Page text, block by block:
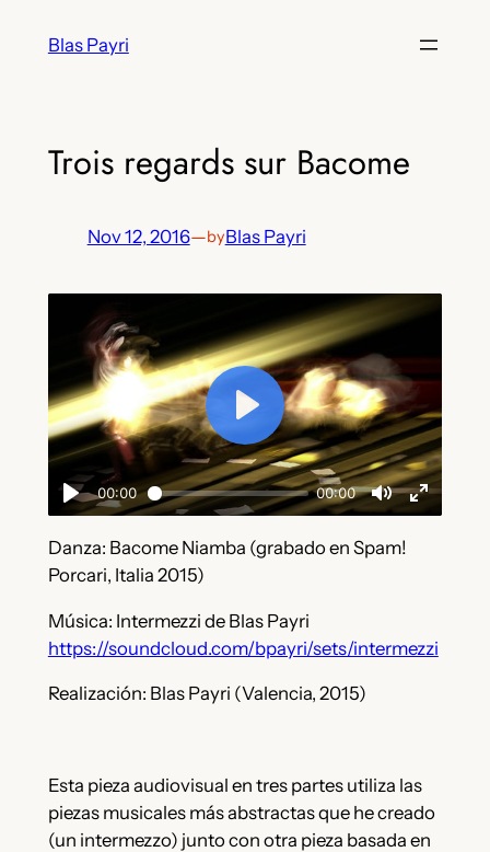
Blas Payri
Trois regards sur Bacome
Nov 12, 2016—byBlas Payri
Danza: Bacome Niamba (grabado en Spam!
Porcari, Italia 2015)
Música: Intermezzi de Blas Payri
https://soundcloud.com/bpayri/sets/intermezzi
Realización: Blas Payri (Valencia, 2015)
Esta pieza audiovisual en tres partes utiliza las
piezas musicales más abstractas que he creado
(un intermezzo) junto con otra pieza basada en